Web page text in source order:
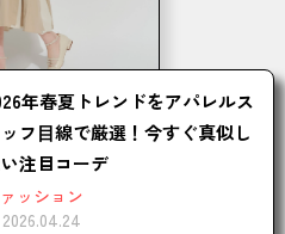
年春夏トレンドをアパレルス
フ⽬線で厳選！今すぐ真似し
注目コーデ
ッション
2026.04.24